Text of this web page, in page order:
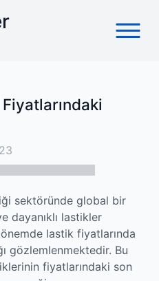
sektöründe global bir
dayanıklı lastikler
lastik fiyatlarında
gözlemlenmektedir. Bu
fiyatlarındaki son